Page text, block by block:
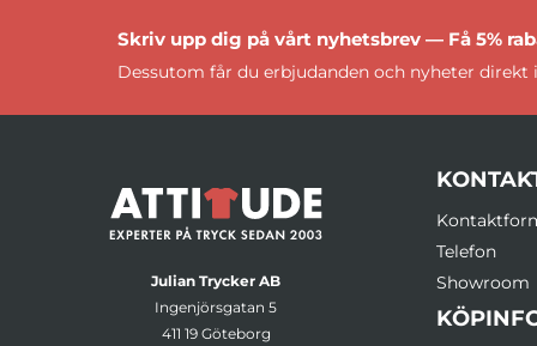
Skriv upp dig på vårt nyhetsbrev — Få 5%
Dessutom får du erbjudanden och nyheter direkt
Julian Trycker AB
Ingenjörsgatan 5
411 19 Göteborg
Telefon
Showroom